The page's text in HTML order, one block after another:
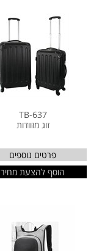
TB-637
זוג מזוודות
פרטים נוספים
הוסף להצעת מחיר